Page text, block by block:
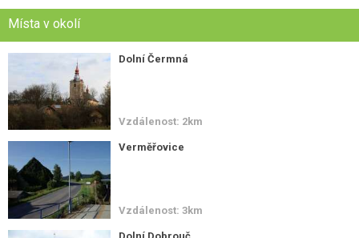
Místa v okolí
Dolní Čermná
Vzdálenost: 2km
Verměřovice
Vzdálenost: 3km